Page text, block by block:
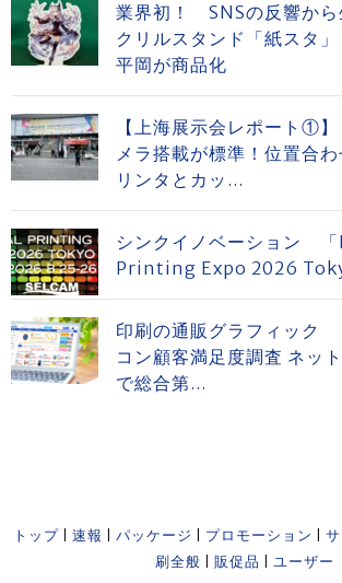
業界初！ SNSの反響から
クリルスタンド「紙スタ
平岡が商品化
【上海展示会レポート①
メラ搭載が標準！位置合
リンタとカッ...
シンクイノベーション
Printing Expo 2026
印刷の通販グラフィック
コン顧客満足度調査 ネッ
で総合第...
トップ 速報 パッケージ プロモーション
刷全般
販促品 ユーザー